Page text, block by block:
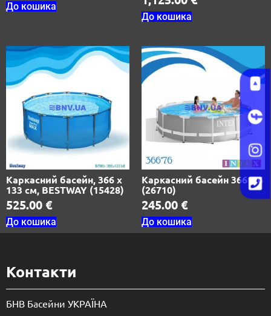
До кошика
До кошика
Каркасний басейн, 366 х
133 см, BESTWAY (15428)
525.00 €
До кошика
Каркасний басейн 366*76
(26710)
245.00 €
До кошика
Контакти
БНВ Басейни УКРАЇНА